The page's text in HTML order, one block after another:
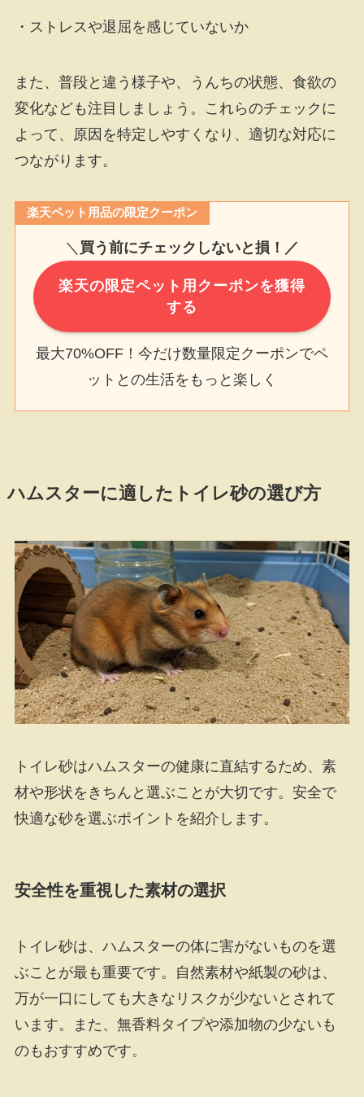
・ストレスや退屈を感じていないか
また、普段と違う様子や、うんちの状態、食欲の
変化なども注目しましょう。これらのチェックに
よって、原因を特定しやすくなり、適切な対応に
つながります。
楽天ペット用品の限定クーポン
＼ 買う前にチェックしないと損！／
楽天の限定ペット用クーポンを獲得
する
最大70%OFF！今だけ数量限定クーポンでペ
ットとの生活をもっと楽しく
ハムスターに適したトイレ砂の選び方
トイレ砂はハムスターの健康に直結するため、素
材や形状をきちんと選ぶことが大切です。安全で
快適な砂を選ぶポイントを紹介します。
安全性を重視した素材の選択
トイレ砂は、ハムスターの体に害がないものを選
ぶことが最も重要です。自然素材や紙製の砂は、
万が一口にしても大きなリスクが少ないとされて
います。また、無香料タイプや添加物の少ないも
のもおすすめです。